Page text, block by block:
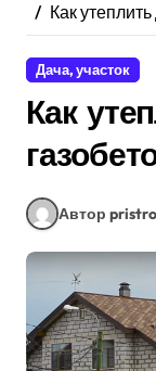
Как
Дача, участок
Как
Автор